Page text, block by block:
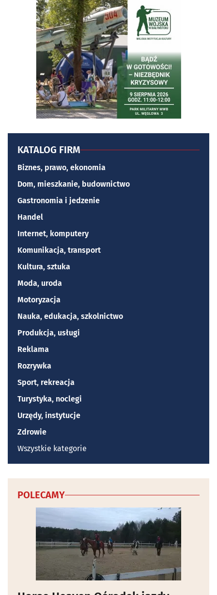
KATALOG FIRM
Biznes, prawo, ekonomia
Dom, mieszkanie, budownictwo
Gastronomia i jedzenie
Handel
Internet, komputery
Komunikacja, transport
Kultura, sztuka
Moda, uroda
Motoryzacja
Nauka, edukacja, szkolnictwo
Produkcja, usługi
Reklama
Rozrywka
Sport, rekreacja
Turystyka, noclegi
Urzędy, instytucje
Zdrowie
Wszystkie kategorie
POLECAMY